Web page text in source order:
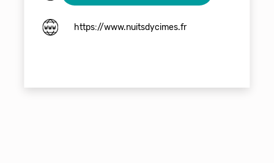
https://www.nuitsdycimes.fr